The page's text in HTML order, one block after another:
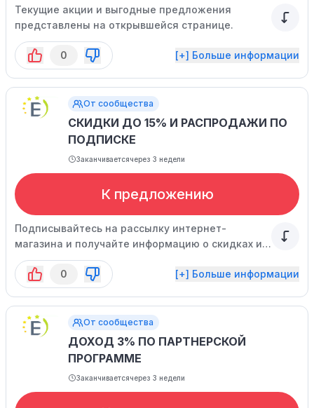
Текущие акции и выгодные предложения
представлены на открывшейся странице.
0 [+] Больше информации
От сообщества
СКИДКИ ДО 15% И РАСПРОДАЖИ ПО
ПОДПИСКЕ
Заканчиваетсячерез 3 недели
К предложению
Подписывайтесь на рассылку интернет-
магазина и получайте информацию о скидках и
персональные предложения.
0
[+] Больше информации
От сообщества
ДОХОД 3% ПО ПАРТНЕРСКОЙ
ПРОГРАММЕ
Заканчиваетсячерез 3 недели